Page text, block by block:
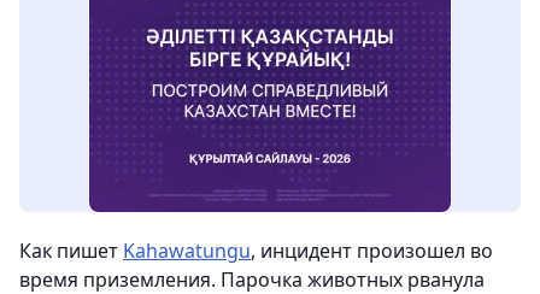
Как пишет Kahawatungu, инцидент произошел во
время приземления. Парочка животных рванула